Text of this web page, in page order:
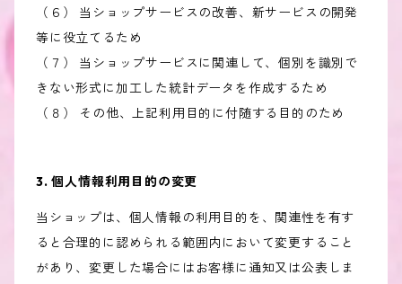
（６） 当ショップサービスの改善、新サービスの開発
等に役立てるため
（７） 当ショップサービスに関連して、個別を識別で
きない形式に加工した統計データを作成するため
（８） その他、上記利用目的に付随する目的のため
3. 個人情報利用目的の変更
当ショップは、個人情報の利用目的を、関連性を有す
ると合理的に認められる範囲内において変更すること
があり、変更した場合にはお客様に通知又は公表しま